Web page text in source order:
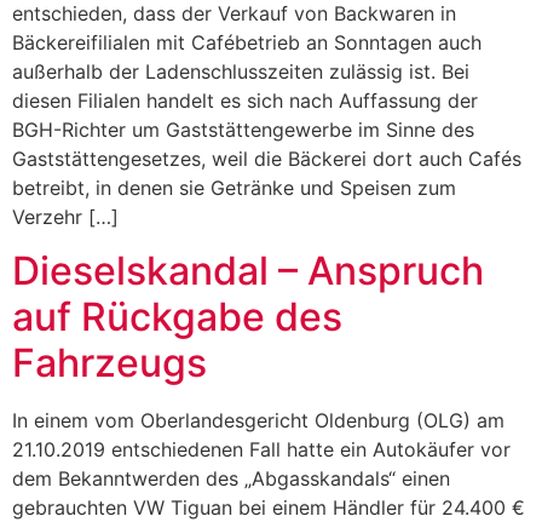
entschieden, dass der Verkauf von Backwaren in
Bäckereifilialen mit Cafébetrieb an Sonntagen auch
außerhalb der Ladenschlusszeiten zulässig ist. Bei
diesen Filialen handelt es sich nach Auffassung der
BGH-Richter um Gaststättengewerbe im Sinne des
Gaststättengesetzes, weil die Bäckerei dort auch Cafés
betreibt, in denen sie Getränke und Speisen zum
Verzehr […]
Dieselskandal – Anspruch
auf Rückgabe des
Fahrzeugs
In einem vom Oberlandesgericht Oldenburg (OLG) am
21.10.2019 entschiedenen Fall hatte ein Autokäufer vor
dem Bekanntwerden des „Abgasskandals“ einen
gebrauchten VW Tiguan bei einem Händler für 24.400 €